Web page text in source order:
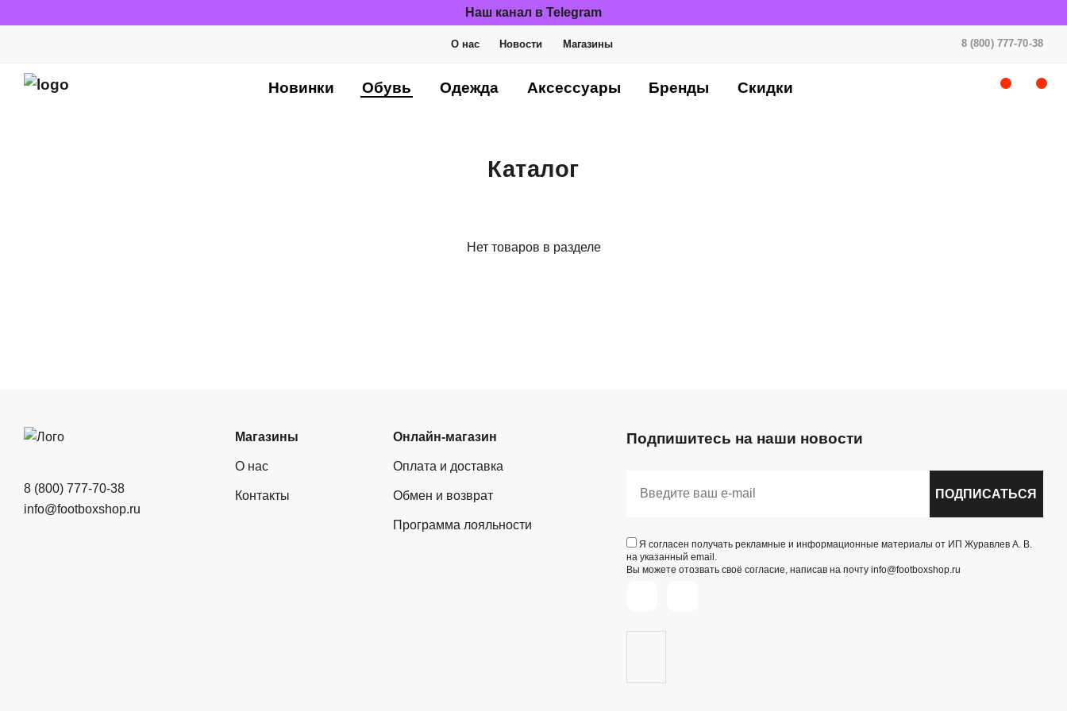
Наш канал в Telegram
О нас Новости Магазины 8 (800) 777-70-38
Новинки Обувь Одежда Аксессуары Бренды Скидки
Каталог
Нет товаров в разделе
8 (800) 777-70-38
info@footboxshop.ru
Магазины
О нас
Контакты
Онлайн-магазин
Оплата и доставка
Обмен и возврат
Программа лояльности
Подпишитесь на наши новости
ПОДПИСАТЬСЯ
Я согласен получать рекламные и информационные материалы от ИП Журавлев А. В.
на указанный email.
Вы можете отозвать своё согласие, написав на почту info@footboxshop.ru